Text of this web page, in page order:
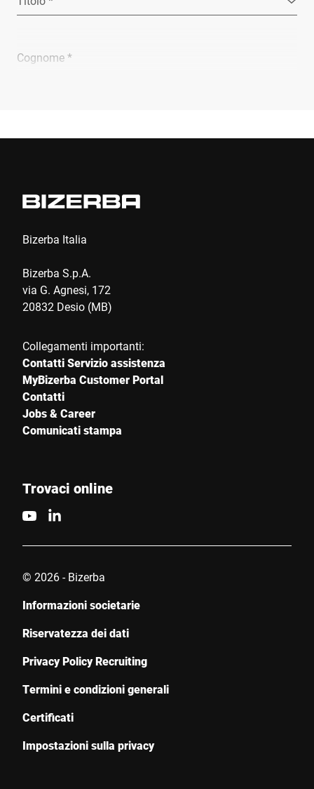
Cognome *
Via *
CAP *
Città *
Il tuo messaggio *
Autorizzo l’utilizzo dei miei dati per elaborare questa richiesta.
protezione dei dati*
Bizerba Italia
Bizerba S.p.A.
via G. Agnesi, 172
20832 Desio (MB)
Collegamenti importanti:
Contatti Servizio assistenza
MyBizerba Customer Portal
Contatti
Jobs & Career
Comunicati stampa
Trovaci online
© 2026 - Bizerba
Informazioni societarie
Riservatezza dei dati
Privacy Policy Recruiting
Termini e condizioni generali
Certificati
Impostazioni sulla privacy